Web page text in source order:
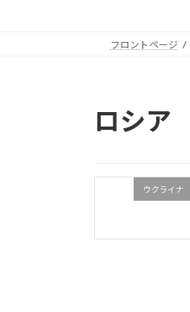
フロントページ
ロシア
ウクライナ